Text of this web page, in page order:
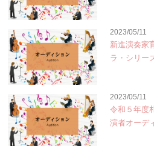
2023/05/11
新進演奏家
ラ・シリー
2023/05/11
令和５年度
演者オーデ